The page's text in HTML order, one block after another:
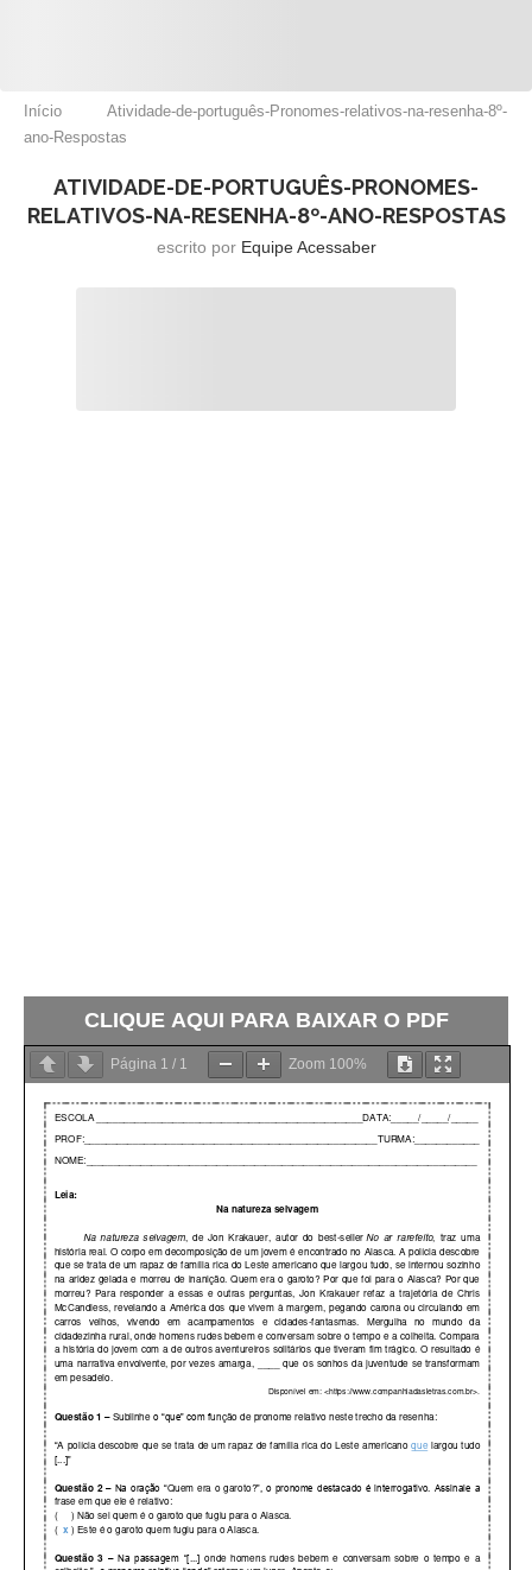
Início
Atividade-de-português-Pronomes-relativos-na-resenha-8º-
ano-Respostas
ATIVIDADE-DE-PORTUGUÊS-PRONOMES-
RELATIVOS-NA-RESENHA-8º-ANO-RESPOSTAS
escrito por Equipe Acessaber
CLIQUE AQUI PARA BAIXAR O PDF
Página 1 / 1 Zoom 100%